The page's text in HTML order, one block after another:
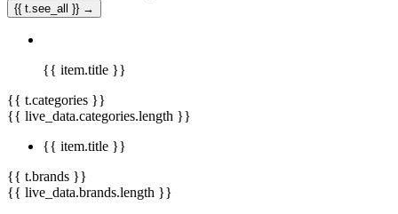
{{ t.see_all }} →
{{ item.title }}
{{ t.categories }}
{{ live_data.categories.length }}
{{ item.title }}
{{ t.brands }}
{{ live_data.brands.length }}